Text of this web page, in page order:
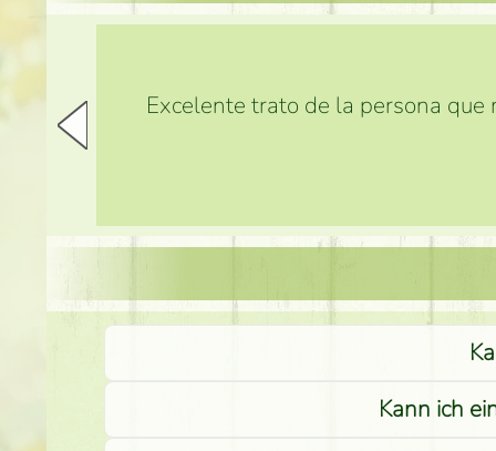
Excelente trato de la persona que
Kann ich